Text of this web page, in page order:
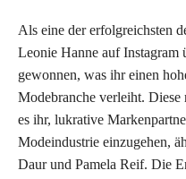
Als eine der erfolgreichsten
Leonie Hanne auf
gewonnen, was ihr einen
Modebranche verleiht.
es ihr, lukrative
Modeindustrie einzugehen,
Daur und Pamela Reif. Die